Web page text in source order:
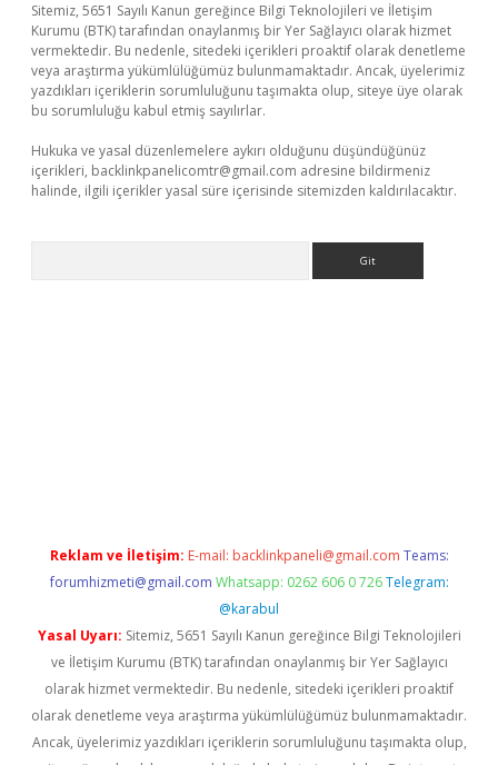
Sitemiz, 5651 Sayılı Kanun gereğince Bilgi Teknolojileri ve İletişim
Kurumu (BTK) tarafından onaylanmış bir Yer Sağlayıcı olarak hizmet
vermektedir. Bu nedenle, sitedeki içerikleri proaktif olarak denetleme
veya araştırma yükümlülüğümüz bulunmamaktadır. Ancak, üyelerimiz
yazdıkları içeriklerin sorumluluğunu taşımakta olup, siteye üye olarak
bu sorumluluğu kabul etmiş sayılırlar.
Hukuka ve yasal düzenlemelere aykırı olduğunu düşündüğünüz
içerikleri, backlinkpanelicomtr@gmail.com adresine bildirmeniz
halinde, ilgili içerikler yasal süre içerisinde sitemizden kaldırılacaktır.
Reklam ve İletişim: E-mail: backlinkpaneli@gmail.com Teams:
forumhizmeti@gmail.com Whatsapp: 0262 606 0 726 Telegram:
@karabul
Yasal Uyarı: Sitemiz, 5651 Sayılı Kanun gereğince Bilgi Teknolojileri
ve İletişim Kurumu (BTK) tarafından onaylanmış bir Yer Sağlayıcı
olarak hizmet vermektedir. Bu nedenle, sitedeki içerikleri proaktif
olarak denetleme veya araştırma yükümlülüğümüz bulunmamaktadır.
Ancak, üyelerimiz yazdıkları içeriklerin sorumluluğunu taşımakta olup,